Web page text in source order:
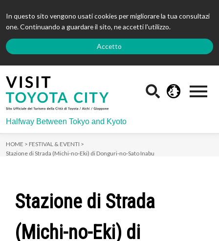
In questo sito vengono usati cookies per migliorare la tua consultazi
one. Continuando a guardare il sito, ne accetti l'utilizzo.
Accetto
Halfway Between Tokyo and Kyoto
HOME > FESTIVAL & EVENTI >
Stazione di Strada (Michi-no-Eki) di Donguri-no-Sato Inabu
Stazione di Strada
(Michi-no-Eki) di